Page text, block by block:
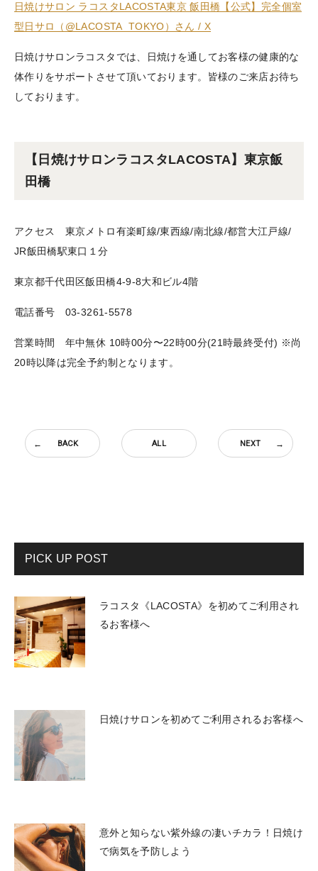
日焼けサロン ラコスタLACOSTA東京 飯田橋【公式】完全個室
型日サロ（@LACOSTA_TOKYO）さん / X
日焼けサロンラコスタでは、日焼けを通してお客様の健康的な
体作りをサポートさせて頂いております。皆様のご来店お待ち
しております。
【日焼けサロンラコスタLACOSTA】東京飯
田橋
アクセス 東京メトロ有楽町線/東西線/南北線/都営大江戸線/
JR飯田橋駅東口１分
東京都千代田区飯田橋4-9-8大和ビル4階
電話番号 03-3261-5578
営業時間 年中無休 10時00分〜22時00分(21時最終受付) ※尚
20時以降は完全予約制となります。
BACK ALL NEXT
PICK UP POST
ラコスタ《LACOSTA》を初めてご利用され
るお客様へ
日焼けサロンを初めてご利用されるお客様へ
意外と知らない紫外線の凄いチカラ！日焼け
で病気を予防しよう